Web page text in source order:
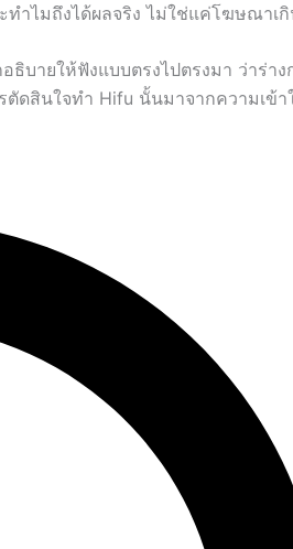
ำไมถึงได้ผลจริง ไม่ใช่แค่โฆษณาเกิ
บายให้ฟังแบบตรงไปตรงมา ว่าร่าง
ตัดสินใจทำ Hifu นั้นมาจากความเข้า